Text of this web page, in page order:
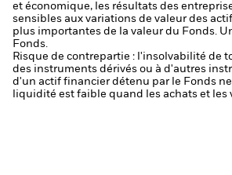
et économique, les résultats des
sensibles aux variations de valeur des
plus importantes de la valeur du Fonds.
Fonds.
Risque de contrepartie : l'insolvabilité de
des instruments dérivés ou à d'autres
d'un actif financier détenu par le Fonds
liquidité est faible quand les achats et